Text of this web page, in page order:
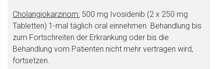
Cholangiokarzinom: 500 mg Ivosidenib (2 x 250 mg
Tabletten) 1-mal täglich oral einnehmen. Behandlung bis
zum Fortschreiten der Erkrankung oder bis die
Behandlung vom Patienten nicht mehr vertragen wird,
fortsetzen.